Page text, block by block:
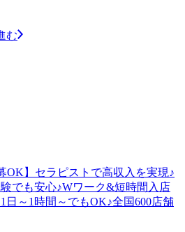
む
OK】セラピストで高収入を実現♪
でも安心♪Wワーク&短時間入店
～1時間～でもOK♪全国600店舗